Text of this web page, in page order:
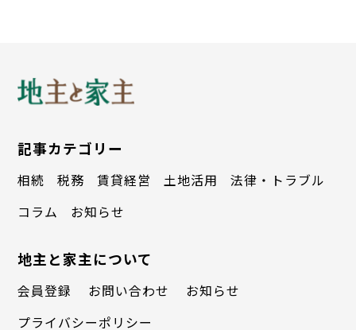
記事カテゴリー
相続 税務 賃貸経営 土地活用
法律・トラブル
コラム
お知らせ
地主と家主について
会員登録 お問い合わせ
お知らせ
プライバシーポリシー